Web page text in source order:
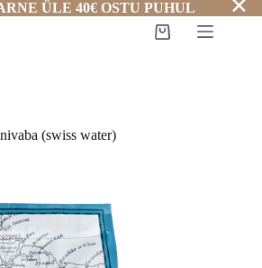
ÜLE 40€ OSTU PUHUL ✕
Shopping
(swiss water)